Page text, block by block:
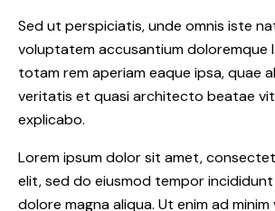
Sed ut perspiciatis, unde omnis iste
voluptatem accusantium doloremque
totam rem aperiam eaque ipsa, quae
veritatis et quasi architecto beatae
explicabo.
Lorem ipsum dolor sit amet,
elit, sed do eiusmod tempor
dolore magna aliqua. Ut enim ad minim